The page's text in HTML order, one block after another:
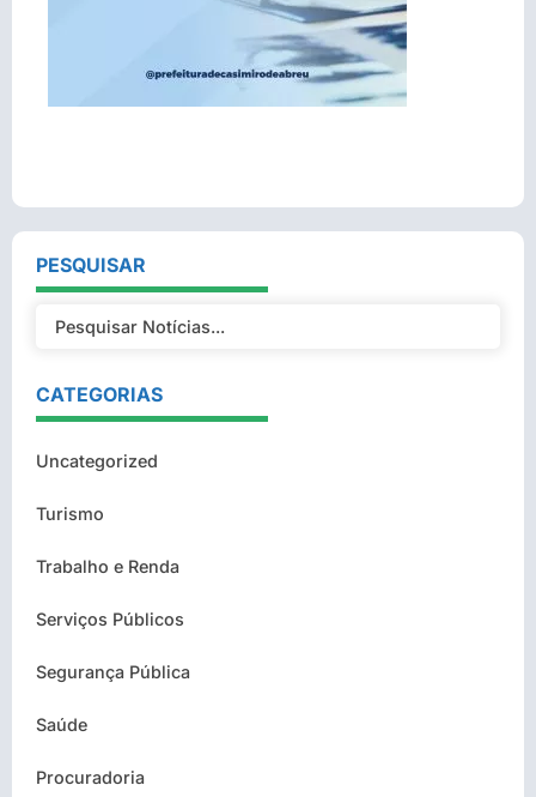
PESQUISAR
CATEGORIAS
Uncategorized
Turismo
Trabalho e Renda
Serviços Públicos
Segurança Pública
Saúde
Procuradoria